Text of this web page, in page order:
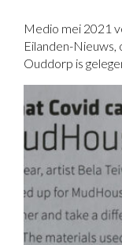
Medio mei 2021
Eilanden-
Ouddorp is